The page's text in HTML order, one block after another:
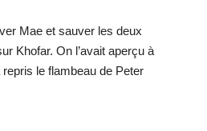
Mae et sauver les deux
Khofar. On l’avait aperçu à
le flambeau de Peter